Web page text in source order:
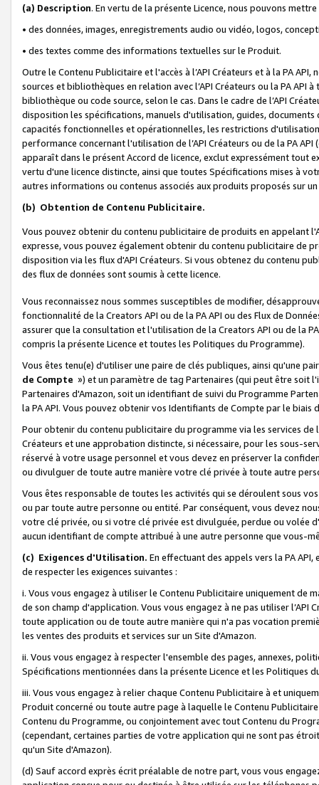
(a) Description. En vertu de la présente Licence, nous pouvons
• des données, images, enregistrements audio ou vidéo, logos,
• des textes comme des informations textuelles sur le Produit.
Outre le Contenu Publicitaire et l'accès à l’API Créateurs et à la PA
sources et bibliothèques en relation avec l’API Créateurs ou la PA
bibliothèque ou code source, selon le cas. Dans le cadre de l’API
disposition les spécifications, manuels d'utilisation, guides,
capacités fonctionnelles et opérationnelles, les restrictions
performance concernant l'utilisation de l’API Créateurs ou de la PA
apparaît dans le présent Accord de licence, exclut expressément tout
vertu d'une licence distincte, ainsi que toutes Spécifications mises à
autres informations ou contenus associés aux produits proposés sur
(b) Obtention de Contenu Publicitaire.
Vous pouvez obtenir du contenu publicitaire de produits en appelant
expresse, vous pouvez également obtenir du contenu publicitaire de
disposition via les flux d'API Créateurs. Si vous obtenez du contenu
des flux de données sont soumis à cette licence.
Vous reconnaissez nous sommes susceptibles de modifier,
fonctionnalité de la Creators API ou de la PA API ou des Flux de
assurer que la consultation et l'utilisation de la Creators API ou de la
compris la présente Licence et toutes les Politiques du Programme).
Vous êtes tenu(e) d'utiliser une paire de clés publiques, ainsi qu'une
de Compte ») et un paramètre de tag Partenaires (qui peut être soit
Partenaires d'Amazon, soit un identifiant de suivi du Programme
la PA API. Vous pouvez obtenir vos Identifiants de Compte par le biais
Pour obtenir du contenu publicitaire du programme via les services
Créateurs et une approbation distincte, si nécessaire, pour les sous-
réservé à votre usage personnel et vous devez en préserver la
ou divulguer de toute autre manière votre clé privée à toute autre
Vous êtes responsable de toutes les activités qui se déroulent sous
ou par toute autre personne ou entité. Par conséquent, vous devez
votre clé privée, ou si votre clé privée est divulguée, perdue ou volée
aucun identifiant de compte attribué à une autre personne que vous-
(c) Exigences d'Utilisation. En effectuant des appels vers la PA
de respecter les exigences suivantes :
i. Vous vous engagez à utiliser le Contenu Publicitaire uniquement de
de son champ d'application. Vous vous engagez à ne pas utiliser l’API
toute application ou de toute autre manière qui n'a pas vocation
les ventes des produits et services sur un Site d'Amazon.
ii. Vous vous engagez à respecter l'ensemble des pages, annexes,
Spécifications mentionnées dans la présente Licence et les Politiques
iii. Vous vous engagez à relier chaque Contenu Publicitaire à et
Produit concerné ou toute autre page à laquelle le Contenu
Contenu du Programme, ou conjointement avec tout Contenu du
(cependant, certaines parties de votre application qui ne sont pas
qu'un Site d'Amazon).
(d) Sauf accord exprès écrit préalable de notre part, vous vous